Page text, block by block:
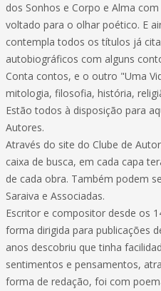
dos Sonhos e Corpo e Alma
voltado para o olhar poético. E
contempla todos os títulos já
autobiográficos com alguns
Conta contos, e o outro "Uma
mitologia, filosofia, história,
Estão todos à disposição para
Autores.
Através do site do Clube de
caixa de busca, em cada capa
de cada obra. Também podem
Saraiva e Associadas.
Escritor e compositor desde os
forma dirigida para publicações
anos descobriu que tinha
sentimentos e pensamentos,
forma de redação, foi com